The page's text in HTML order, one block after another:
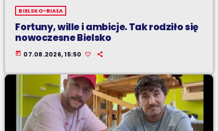
BIELSKO-BIAŁA
Fortuny, wille i ambicje. Tak rodziło się
nowoczesne Bielsko
today 07.08.2026, 15:50